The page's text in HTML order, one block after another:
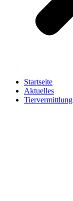
Startseite
Aktuelles
Tiervermittlung